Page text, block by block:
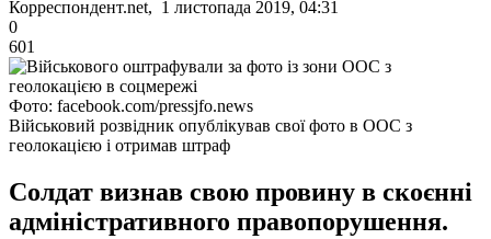
Корреспондент.net, 1 листопада 2019, 04:31
0
601
Фото: facebook.com/pressjfo.news
Військовий розвідник опублікував свої фото в ООС з
геолокацією і отримав штраф
Солдат визнав свою провину в скоєнні
адміністративного правопорушення.